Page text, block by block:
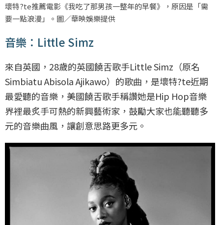
壞特?te推薦電影《我吃了那男孩一整年的早餐》，原因是「需
要一點浪漫」。圖／華映娛樂提供
音樂：Little Simz
來自英國，28歲的英國饒舌歌手Little Simz（原名
Simbiatu Abisola Ajikawo）的歌曲，是壞特?te近期
最愛聽的音樂，美國饒舌歌手稱讚她是Hip Hop音樂
界裡最炙手可熱的新興藝術家，鼓勵大家也能聽聽多
元的音樂曲風，讓創意思路更多元。